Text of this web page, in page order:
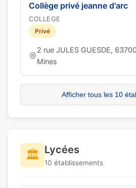
Collège privé jeanne d'arc
COLLEGE
Privé
2 rue JULES GUESDE,
Mines
Afficher tous les 10
🏛️ Lycées
10 établissements